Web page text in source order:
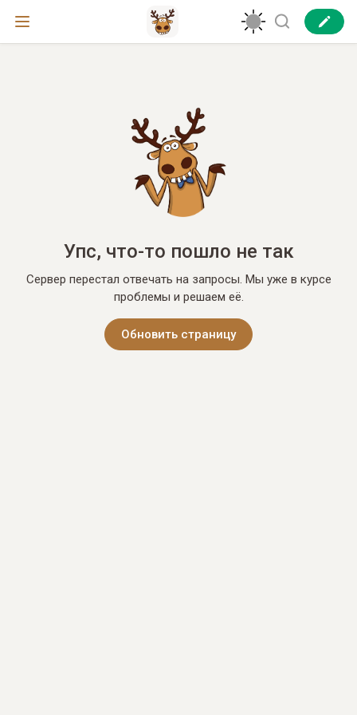
Упс, что-то пошло не так
Сервер перестал отвечать на запросы. Мы уже в курсе
проблемы и решаем её.
Обновить страницу